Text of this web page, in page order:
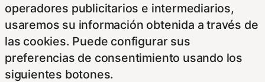
operadores publicitarios e intermediarios,
usaremos su información obtenida a través de
las cookies. Puede configurar sus
preferencias de consentimiento usando los
siguientes botones.